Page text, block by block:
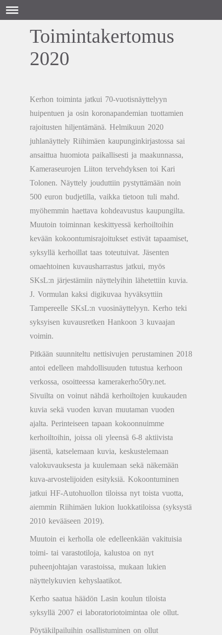
Toimintakertomus
2020
Kerhon toiminta jatkui 70-vuotisnäyttelyyn
huipentuen ja osin koronapandemian tuottamien
rajoitusten hiljentämänä. Helmikuun 2020
juhlanäyttely Riihimäen kaupunginkirjastossa sai
ansaittua huomiota paikallisesti ja maakunnassa,
Kameraseurojen Liiton tervehdyksen toi Kari
Tolonen. Näyttely jouduttiin pystyttämään noin
500 euron budjetilla, vaikka tietoon tuli mahd.
myöhemmin haettava kohdeavustus kaupungilta.
Muutoin toiminnan keskittyessä kerhoiltoihin
kevään kokoontumisrajoitukset estivät tapaamiset,
syksyllä kerhoillat taas toteutuivat. Jäsenten
omaehtoinen kuvausharrastus jatkui, myös
SKsL:n järjestämiin näyttelyihin lähetettiin kuvia.
J. Vormulan kaksi digikuvaa hyväksyttiin
Tampereelle SKsL:n vuosinäyttelyyn. Kerho teki
syksyisen kuvausretken Hankoon 3 kuvaajan
voimin.
Pitkään suunniteltu nettisivujen perustaminen 2018
antoi edelleen mahdollisuuden tutustua kerhoon
verkossa, osoitteessa kamerakerho50ry.net.
Sivuilta on voinut nähdä kerhoiltojen kuukauden
kuvia sekä vuoden kuvan muutaman vuoden
ajalta. Perinteiseen tapaan kokoonnuimme
kerhoiltoihin, joissa oli yleensä 6-8 aktiivista
jäsentä, katselemaan kuvia, keskustelemaan
valokuvauksesta ja kuulemaan sekä näkemään
kuva-arvostelijoiden esityksiä. Kokoontuminen
jatkui HF-Autohuollon tiloissa nyt toista vuotta,
aiemmin Riihimäen lukion luokkatiloissa (syksystä
2010 kevääseen 2019).
Muutoin ei kerholla ole edelleenkään vakituisia
toimi- tai varastotiloja, kalustoa on nyt
puheenjohtajan varastoissa, mukaan lukien
näyttelykuvien kehyslaatikot.
Kerho saatua häädön Lasin koulun tiloista
syksyllä 2007 ei laboratoriotoimintaa ole ollut.
Pöytäkilpailuihin osallistuminen on ollut